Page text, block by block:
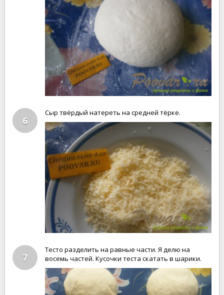
6
Сыр твёрдый натереть на средней тёрке.
7
Тесто разделить на равные части. Я делю на
восемь частей. Кусочки теста скатать в шарики.